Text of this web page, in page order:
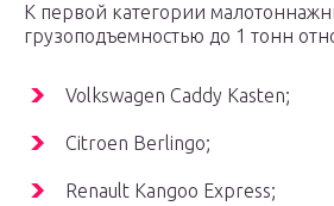
К первой категории
грузоподъемностью до 1 тонн
Volkswagen Caddy Kasten;
Citroen Berlingo;
Renault Kangoo Express;